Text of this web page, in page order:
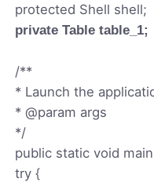
protected Shell shell;
private Table table_1;
/**
* Launch the
* @param args
*/
public static void
try {